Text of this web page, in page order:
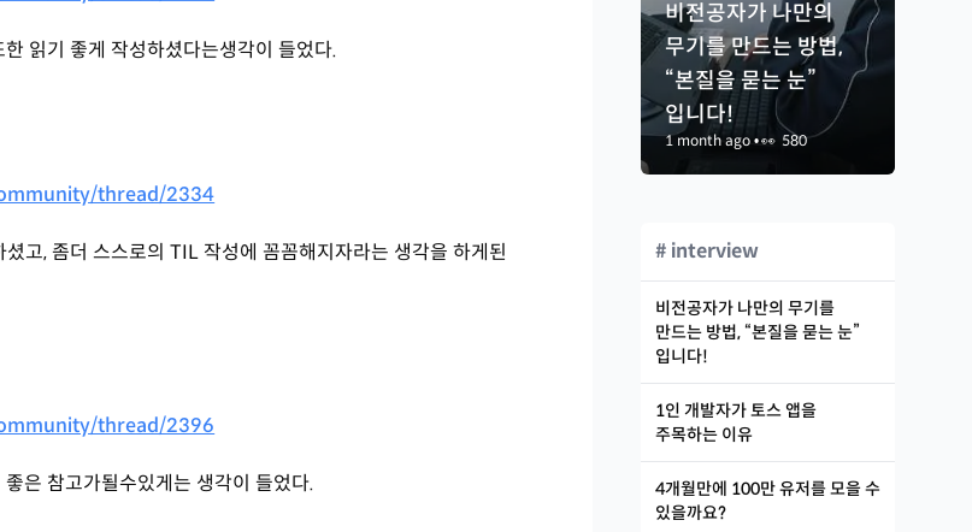
읽기 좋게 작성하셨다는생각이 들었다.
thread/2334
고, 좀더 스스로의 TIL 작성에 꼼꼼해지자라는 생각을 하게된
thread/2396
은 참고가될수있게는 생각이 들었다.
비전공자가 나만의
무기를 만드는 방법,
“본질을 묻는 눈”
입니다!
1 month ago•👀 580
# interview
비전공자가 나만의 무기를
만드는 방법, “본질을 묻는 눈”
입니다!
1인 개발자가 토스 앱을
주목하는 이유
4개월만에 100만 유저를 모을 수
있을까요?